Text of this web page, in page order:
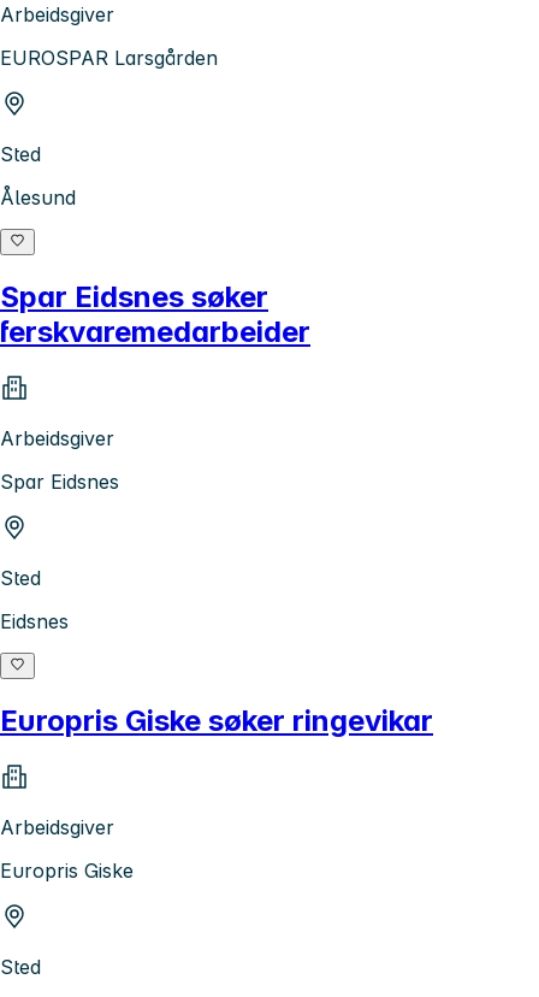
Arbeidsgiver
EUROSPAR Larsgården
Sted
Ålesund
Spar Eidsnes søker
ferskvaremedarbeider
Arbeidsgiver
Spar Eidsnes
Sted
Eidsnes
Europris Giske søker ringevikar
Arbeidsgiver
Europris Giske
Sted